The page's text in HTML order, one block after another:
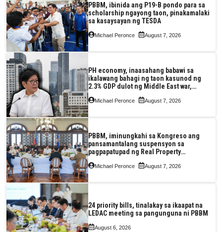
PBBM, ibinida ang P19-B pondo para sa
scholarship ngayong taon, pinakamalaki
sa kasaysayan ng TESDA
Michael Peronce August 7, 2026
PH economy, inaasahang babawi sa
ikalawang bahagi ng taon kasunod ng
2.3% GDP dulot ng Middle East war,
pagkaantala ng public construction
Michael Peronce August 7, 2026
PBBM, iminungkahi sa Kongreso ang
pansamantalang suspensyon sa
pagpapatupad ng Real Property
Valuation and Assessment Reform Act
Michael Peronce August 7, 2026
24 priority bills, tinalakay sa ikaapat na
LEDAC meeting sa pangunguna ni PBBM
August 6, 2026